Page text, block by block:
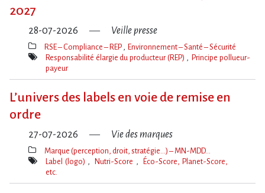
2027
28-07-2026 Veille presse
Thèmes(s)
RSE – Compliance – REP Environnement – Santé – Sécurité
Mot(s)-
Responsabilité élargie du producteur (REP)
Principe pollueur-
payeur
L’univers des labels en voie de remise en
ordre
27-07-2026 Vie des marques
Thèmes(s)
Marque (perception, droit, stratégie…) – MN-MDD…
Mot(s)-
Label (logo) Nutri-Score
Éco-Score, Planet-Score,
etc.